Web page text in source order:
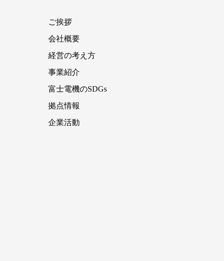
ご挨拶
会社概要
経営の考え方
事業紹介
富士電機のSDGs
拠点情報
企業活動